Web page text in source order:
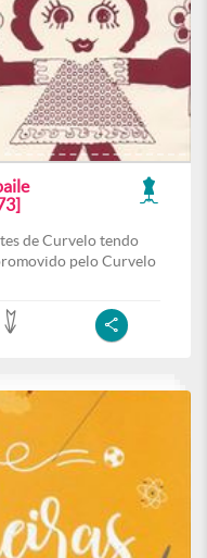
de Curvelo tendo
pelo Curvelo